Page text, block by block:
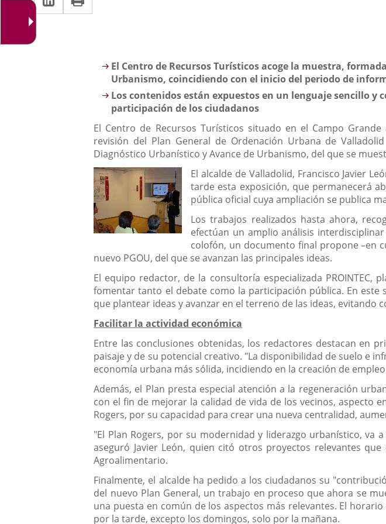
aplicación
a
externa.Descripción
El Centro de Recursos Turísticos acoge la muestra,
Urbanismo, coincidiendo con el inicio del periodo de
Los contenidos están expuestos en un lenguaje sencillo
participación de los ciudadanos
El Centro de Recursos Turísticos situado en el Campo
revisión del Plan General de Ordenación Urbana de
Diagnóstico Urbanístico y Avance de Urbanismo, del que se
El alcalde de Valladolid, Francisco Javier
tarde esta exposición, que permanecerá
pública oficial cuya ampliación se publica
Los trabajos realizados hasta ahora,
efectúan un amplio análisis
colofón, un documento final propone –en
nuevo PGOU, del que se avanzan las principales ideas.
El equipo redactor, de la consultoría especializada
fomentar tanto el debate como la participación pública. En
que plantear ideas y avanzar en el terreno de las ideas,
Facilitar la actividad económica
Entre las conclusiones obtenidas, los redactores destacan en
paisaje y de su potencial creativo. "La disponibilidad de suelo e
economía urbana más sólida, incidiendo en la creación de
Además, el Plan presta especial atención a la regeneración
con el fin de mejorar la calidad de vida de los vecinos, aspecto
Rogers, por su capacidad para crear una nueva centralidad,
"El Plan Rogers, por su modernidad y liderazgo urbanístico, va
aseguró Javier León, quien citó otros proyectos relevantes
Agroalimentario.
Finalmente, el alcalde ha pedido a los ciudadanos su
del nuevo Plan General, un trabajo en proceso que ahora se
una puesta en común de los aspectos más relevantes. El
por la tarde, excepto los domingos, solo por la mañana.